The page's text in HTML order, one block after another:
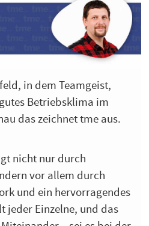
in dem Teamgeist,
Betriebsklima im
das zeichnet tme aus.
nicht nur durch
vor allem durch
und ein hervorragendes
jeder Einzelne, und das